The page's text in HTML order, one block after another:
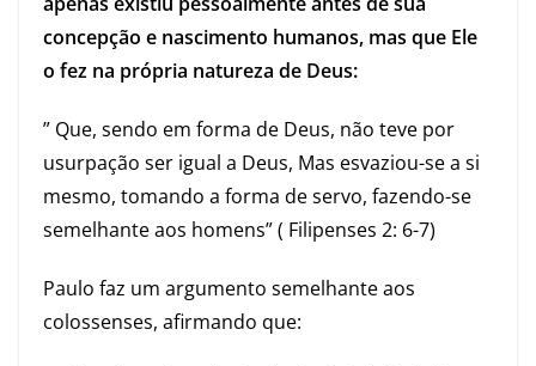
concepção e nascimento humanos, mas que Ele
o fez na própria natureza de Deus:
” Que, sendo em forma de Deus, não teve por
usurpação ser igual a Deus, Mas esvaziou-se a si
mesmo, tomando a forma de servo, fazendo-se
semelhante aos homens” ( Filipenses 2: 6-7)
Paulo faz um argumento semelhante aos
colossenses, afirmando que: